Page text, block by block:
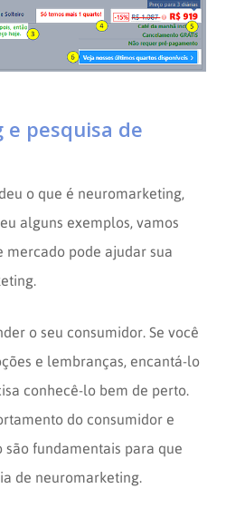
pesquisa de
o que é neuromarketing,
alguns exemplos, vamos
mercado pode ajudar sua
o seu consumidor. Se você
e lembranças, encantá-lo
conhecê-lo bem de perto.
do consumidor e
são fundamentais para que
de neuromarketing.